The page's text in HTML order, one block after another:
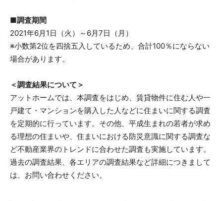
■調査期間
2021年6月1日（火）～6月7日（月）
※小数第2位を四捨五入しているため、合計100％にならない
場合があります。
＜調査結果について＞
アットホームでは、本調査をはじめ、賃貸物件に住む人や一
戸建て・マンションを購入した人などに住まいに関する調査
を定期的に行っています。その他、平成生まれの若者が求め
る理想の住まいや、住まいにおける防災意識に関する調査な
ど不動産業界のトレンドに合わせた調査も実施しています。
過去の調査結果、各エリアの調査結果など詳細につきまして
は、お問い合わせください。